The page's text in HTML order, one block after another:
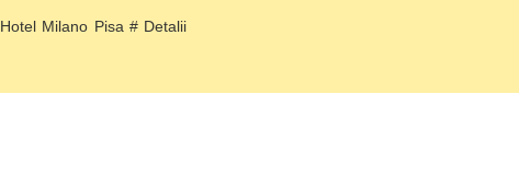
Hotel Milano Pisa # Detalii